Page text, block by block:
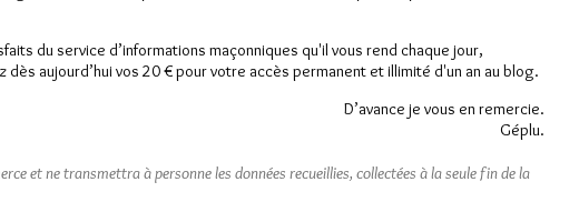
et avec le concours de trois autres
loges…
cosmosdansUn nouvel
sylvain zeghnidans
Un
du service d’informations maçonniques qu'il vous rend chaque jour,
aujourd’hui vos 20 € pour votre accès permanent et illimité d'un an au blog.
D’avance je vous en remercie.
Géplu.
et ne transmettra à personne les données recueillies, collectées à la seule fin de la